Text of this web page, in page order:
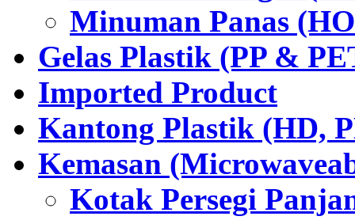
Minuman Panas
Gelas Plastik (PP &
Imported Product
Kantong Plastik (HD,
Kemasan
Kotak Persegi